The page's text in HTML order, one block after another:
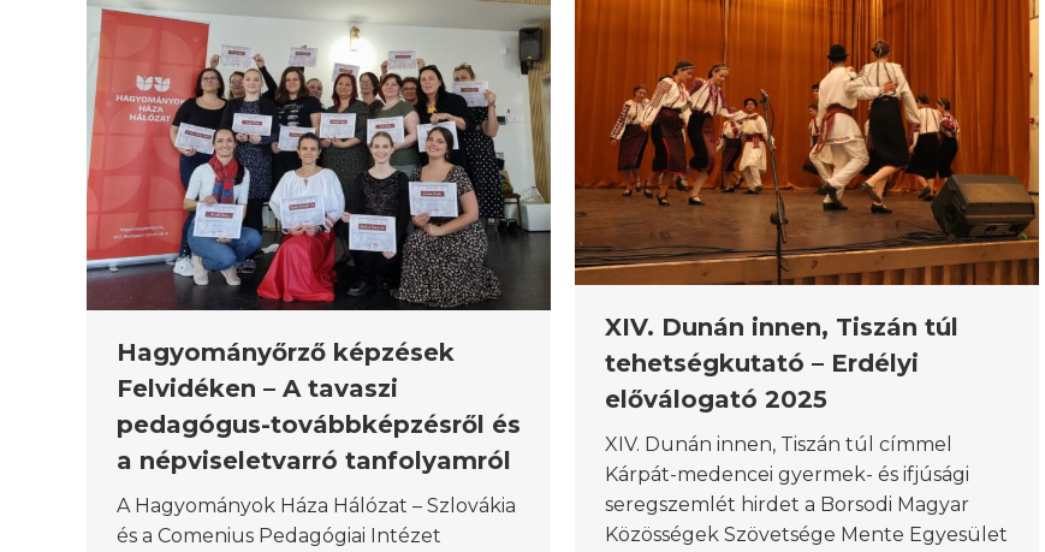
Hagyományőrző képzések
Felvidéken – A tavaszi
pedagógus-továbbképzésről és
a népviseletvarró tanfolyamról
A Hagyományok Háza Hálózat – Szlovákia
és a Comenius Pedagógiai Intézet
XIV. Dunán innen, Tiszán túl
tehetségkutató – Erdélyi
előválogató 2025
XIV. Dunán innen, Tiszán túl címmel
Kárpát-medencei gyermek- és ifjúsági
seregszemlét hirdet a Borsodi Magyar
Közösségek Szövetsége Mente Egyesület